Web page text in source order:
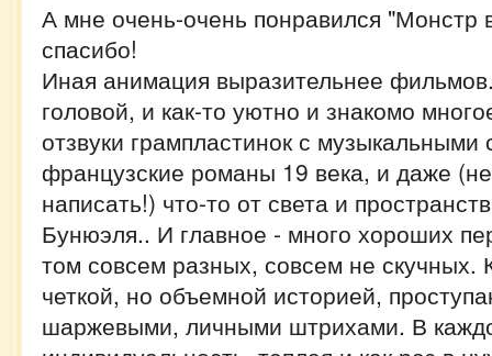
А мне очень-очень понравился
спасибо!
Иная анимация выразительнее
головой, и как-то уютно и знакомо
отзвуки грампластинок с музыкальными
французские романы 19 века, и даже
написать!) что-то от света и
Бунюэля.. И главное - много хороших
том совсем разных, совсем не скучных.
четкой, но объемной историей,
шаржевыми, личными штрихами. В